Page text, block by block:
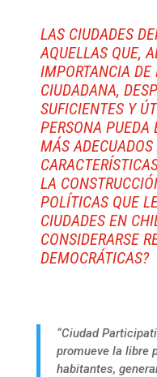
LAS CIUDADES
AQUELLAS QUE,
IMPORTANCIA
CIUDADANA,
SUFICIENTES Y
PERSONA PUEDA
MÁS
LA
POLÍTICAS QUE
CIUDADES EN
CONSIDERARSE
DEMOCRÁTICAS?
“Ciudad
promueve la libre
habitantes,